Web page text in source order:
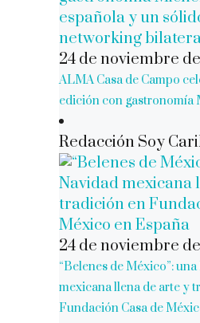
24 de noviembre
ALMA Casa de Campo
edición con gastronomía
Redacción Soy
24 de noviembre
“Belenes de México”:
mexicana llena de arte y
Fundación Casa de